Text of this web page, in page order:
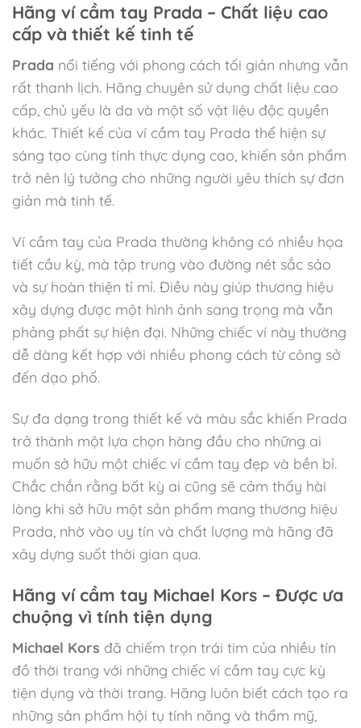
Hãng ví cầm tay Prada – Chất liệu cao
cấp và thiết kế tinh tế
Prada nổi tiếng với phong cách tối giản nhưng vẫn
rất thanh lịch. Hãng chuyên sử dụng chất liệu cao
cấp, chủ yếu là da và một số vật liệu độc quyền
khác. Thiết kế của ví cầm tay Prada thể hiện sự
sáng tạo cùng tính thực dụng cao, khiến sản phẩm
trở nên lý tưởng cho những người yêu thích sự đơn
giản mà tinh tế.
Ví cầm tay của Prada thường không có nhiều họa
tiết cầu kỳ, mà tập trung vào đường nét sắc sảo
và sự hoàn thiện tỉ mỉ. Điều này giúp thương hiệu
xây dựng được một hình ảnh sang trọng mà vẫn
phảng phất sự hiện đại. Những chiếc ví này thường
dễ dàng kết hợp với nhiều phong cách từ công sở
đến dạo phố.
Sự đa dạng trong thiết kế và màu sắc khiến Prada
trở thành một lựa chọn hàng đầu cho những ai
muốn sở hữu một chiếc ví cầm tay đẹp và bền bỉ.
Chắc chắn rằng bất kỳ ai cũng sẽ cảm thấy hài
lòng khi sở hữu một sản phẩm mang thương hiệu
Prada, nhờ vào uy tín và chất lượng mà hãng đã
xây dựng suốt thời gian qua.
Hãng ví cầm tay Michael Kors – Được ưa
chuộng vì tính tiện dụng
Michael Kors đã chiếm trọn trái tim của nhiều tín
đồ thời trang với những chiếc ví cầm tay cực kỳ
tiện dụng và thời trang. Hãng luôn biết cách tạo ra
những sản phẩm hội tụ tính năng và thẩm mỹ,